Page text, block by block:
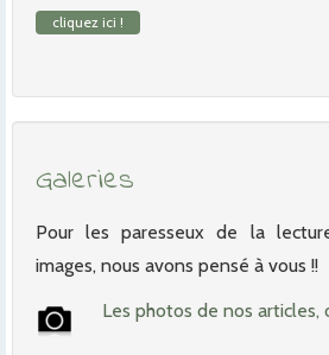
cliquez ici !
Galeries
Pour les paresseux de la
images, nous avons pensé à vous !!
Les photos de nos articles,